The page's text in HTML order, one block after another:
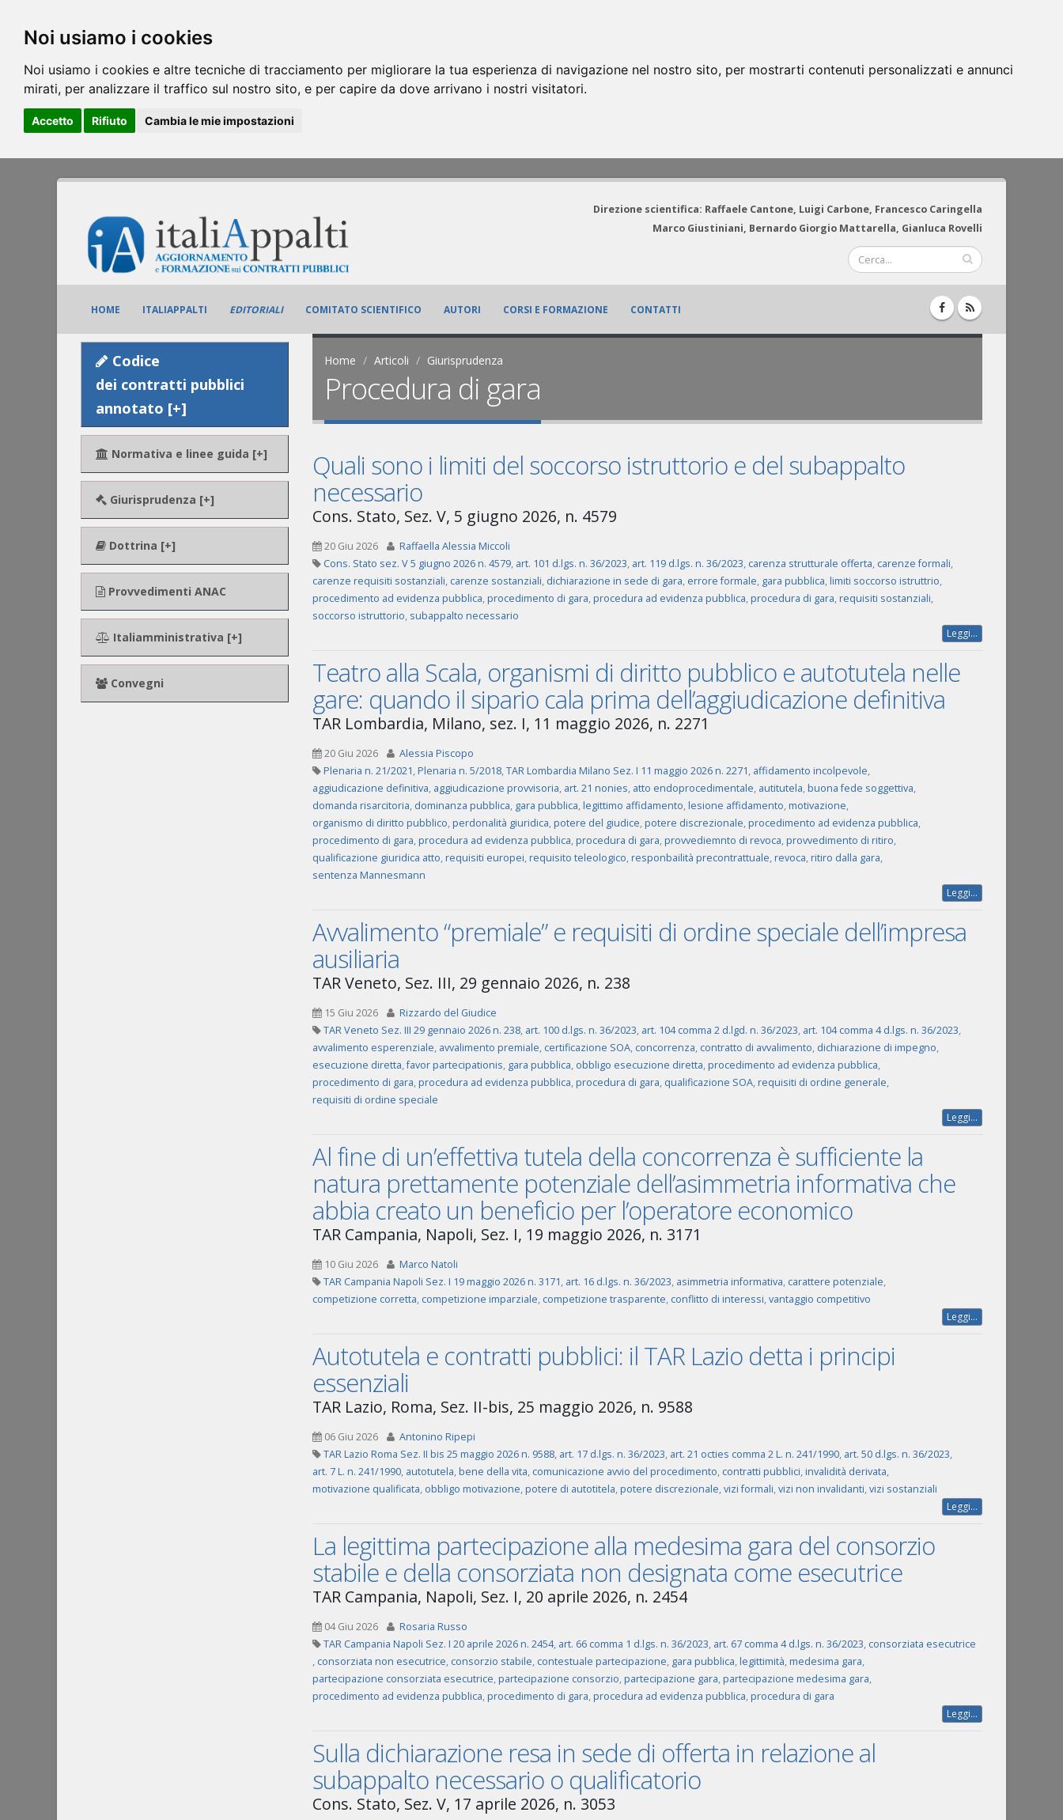
Noi usiamo i cookies
Noi usiamo i cookies e altre tecniche di tracciamento per migliorare la tua esperienza di navigazione nel nostro sito, per mostrarti contenuti personalizzati e annunci
mirati, per analizzare il traffico sul nostro sito, e per capire da dove arrivano i nostri visitatori.
Accetto Rifiuto Cambia le mie impostazioni
Direzione scientifica: Raffaele Cantone, Luigi Carbone, Francesco Caringella
Marco Giustiniani, Bernardo Giorgio Mattarella, Gianluca Rovelli
HOME ITALIAPPALTI EDITORIALI COMITATO SCIENTIFICO AUTORI CORSI E FORMAZIONE CONTATTI
Codice
dei contratti pubblici
annotato [+]
Normativa e linee guida [+]
Giurisprudenza [+]
Dottrina [+]
Provvedimenti ANAC
Italiamministrativa [+]
Convegni
Home Articoli Giurisprudenza
Procedura di gara
Quali sono i limiti del soccorso istruttorio e del subappalto
necessario
Cons. Stato, Sez. V, 5 giugno 2026, n. 4579
20 Giu 2026
Raffaella Alessia Miccoli
Cons. Stato sez. V 5 giugno 2026 n. 4579, art. 101 d.lgs. n. 36/2023, art. 119 d.lgs. n. 36/2023, carenza strutturale offerta, carenze formali,
carenze requisiti sostanziali, carenze sostanziali, dichiarazione in sede di gara, errore formale, gara pubblica,limiti soccorso istruttrio,
procedimento ad evidenza pubblica,procedimento di gara,procedura ad evidenza pubblica,procedura di gara,requisiti sostanziali,
soccorso istruttorio, subappalto necessario
Leggi...
Teatro alla Scala, organismi di diritto pubblico e autotutela nelle
gare: quando il sipario cala prima dell’aggiudicazione definitiva
TAR Lombardia, Milano, sez. I, 11 maggio 2026, n. 2271
20 Giu 2026
Alessia Piscopo
Plenaria n. 21/2021,Plenaria n. 5/2018,TAR Lombardia Milano Sez. I 11 maggio 2026 n. 2271, affidamento incolpevole,
aggiudicazione definitiva, aggiudicazione provvisoria, art. 21 nonies, atto endoprocedimentale, autitutela,buona fede soggettiva,
domanda risarcitoria, dominanza pubblica, gara pubblica,legittimo affidamento,lesione affidamento,motivazione,
organismo di diritto pubblico,perdonalità giuridica,potere del giudice,potere discrezionale,procedimento ad evidenza pubblica,
procedimento di gara,procedura ad evidenza pubblica,procedura di gara,provvediemnto di revoca,provvedimento di ritiro,
qualificazione giuridica atto,requisiti europei,requisito teleologico,responbailità precontrattuale,revoca,ritiro dalla gara,
sentenza Mannesmann
Leggi...
Avvalimento “premiale” e requisiti di ordine speciale dell’impresa
ausiliaria
TAR Veneto, Sez. III, 29 gennaio 2026, n. 238
15 Giu 2026
Rizzardo del Giudice
TAR Veneto Sez. III 29 gennaio 2026 n. 238, art. 100 d.lgs. n. 36/2023, art. 104 comma 2 d.lgd. n. 36/2023, art. 104 comma 4 d.lgs. n. 36/2023,
avvalimento esperenziale, avvalimento premiale, certificazione SOA, concorrenza, contratto di avvalimento, dichiarazione di impegno,
esecuzione diretta,favor partecipationis, gara pubblica, obbligo esecuzione diretta,procedimento ad evidenza pubblica,
procedimento di gara,procedura ad evidenza pubblica,procedura di gara, qualificazione SOA,requisiti di ordine generale,
requisiti di ordine speciale
Leggi...
Al fine di un’effettiva tutela della concorrenza è sufficiente la
natura prettamente potenziale dell’asimmetria informativa che
abbia creato un beneficio per l’operatore economico
TAR Campania, Napoli, Sez. I, 19 maggio 2026, n. 3171
10 Giu 2026
Marco Natoli
TAR Campania Napoli Sez. I 19 maggio 2026 n. 3171, art. 16 d.lgs. n. 36/2023, asimmetria informativa, carattere potenziale,
competizione corretta, competizione imparziale, competizione trasparente, conflitto di interessi,vantaggio competitivo
Leggi...
Autotutela e contratti pubblici: il TAR Lazio detta i principi
essenziali
TAR Lazio, Roma, Sez. II-bis, 25 maggio 2026, n. 9588
06 Giu 2026
Antonino Ripepi
TAR Lazio Roma Sez. II bis 25 maggio 2026 n. 9588, art. 17 d.lgs. n. 36/2023, art. 21 octies comma 2 L. n. 241/1990, art. 50 d.lgs. n. 36/2023,
art. 7 L. n. 241/1990, autotutela,bene della vita, comunicazione avvio del procedimento, contratti pubblici,invalidità derivata,
motivazione qualificata, obbligo motivazione,potere di autotitela,potere discrezionale,vizi formali,vizi non invalidanti,vizi sostanziali
Leggi...
La legittima partecipazione alla medesima gara del consorzio
stabile e della consorziata non designata come esecutrice
TAR Campania, Napoli, Sez. I, 20 aprile 2026, n. 2454
04 Giu 2026
Rosaria Russo
TAR Campania Napoli Sez. I 20 aprile 2026 n. 2454, art. 66 comma 1 d.lgs. n. 36/2023, art. 67 comma 4 d.lgs. n. 36/2023, consorziata esecutrice
, consorziata non esecutrice, consorzio stabile, contestuale partecipazione, gara pubblica,legittimità,medesima gara,
partecipazione consorziata esecutrice,partecipazione consorzio,partecipazione gara,partecipazione medesima gara,
procedimento ad evidenza pubblica,procedimento di gara,procedura ad evidenza pubblica,procedura di gara
Leggi...
Sulla dichiarazione resa in sede di offerta in relazione al
subappalto necessario o qualificatorio
Cons. Stato, Sez. V, 17 aprile 2026, n. 3053